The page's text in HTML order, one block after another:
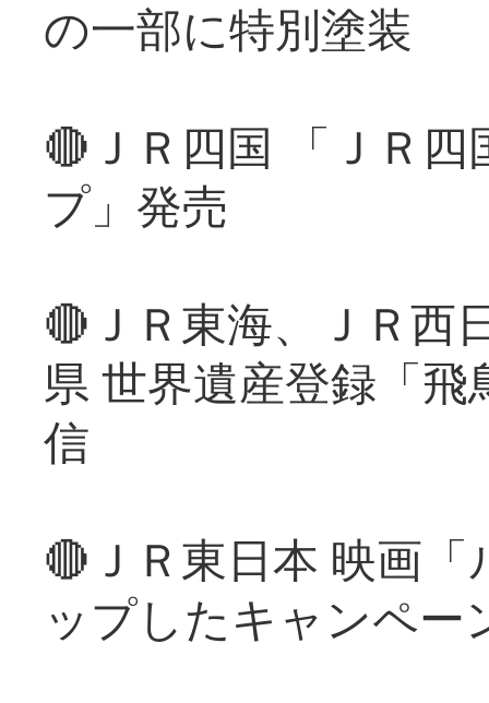
の一部に特別塗装
🔴ＪＲ四国 「ＪＲ
プ」発売
🔴ＪＲ東海、ＪＲ西
県 世界遺産登録「
信
🔴ＪＲ東日本 映画
ップしたキャンペー